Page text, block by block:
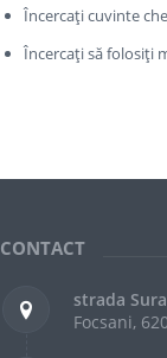
Încercați cuvinte
Încercați să folosiți
CONTACT
strada
Focsani,